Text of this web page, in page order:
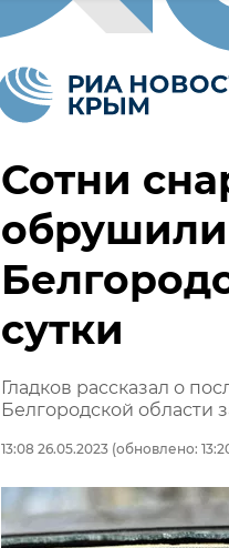
Сотни
сутки
Гладков рассказал о
Белгородской области
13:08 26.05.2023 (обновлено: